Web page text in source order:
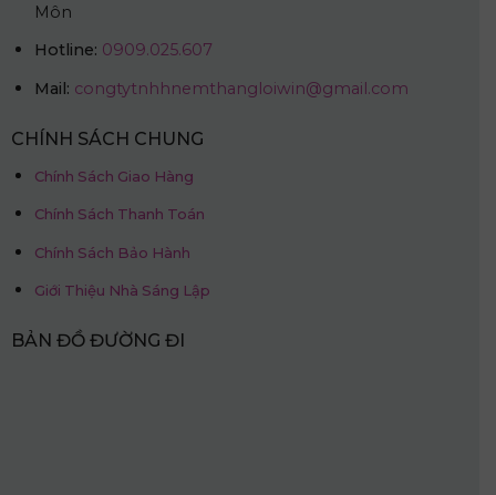
Môn
Hotline: 0909.025.607
Mail: congtytnhhnemthangloiwin@gmail.com
CHÍNH SÁCH CHUNG
Chính Sách Giao Hàng
Chính Sách Thanh Toán
Chính Sách Bảo Hành
Giới Thiệu Nhà Sáng Lập
BẢN ĐỒ ĐƯỜNG ĐI